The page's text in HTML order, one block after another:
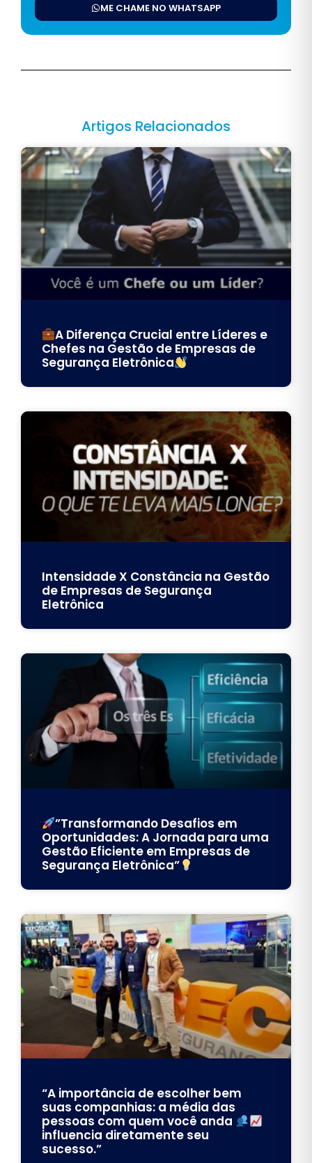
ME CHAME NO WHATSAPP
Artigos Relacionados
A Diferença Crucial entre Líderes e
Chefes na Gestão de Empresas de
Segurança Eletrônica
Intensidade X Constância na Gestão
de Empresas de Segurança
Eletrônica
”Transformando Desafios em
Oportunidades: A Jornada para uma
Gestão Eficiente em Empresas de
Segurança Eletrônica”
“A importância de escolher bem
suas companhias: a média das
pessoas com quem você anda
influencia diretamente seu
sucesso.”⠀